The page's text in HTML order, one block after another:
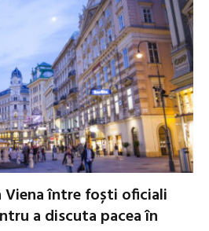
Viena între foști oficiali
a discuta pacea în